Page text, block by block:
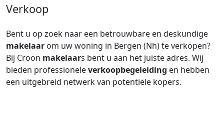
Verkoop
Bent u op zoek naar een betrouwbare en deskundige
makelaar om uw woning in Bergen (Nh) te verkopen?
Bij Croon makelaars bent u aan het juiste adres. Wij
bieden professioneleverkoopbegeleiding en hebben
een uitgebreid netwerk van potentiële kopers.